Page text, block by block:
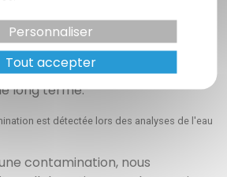
relevé piézométrique ?
des mesures régulières des
des points stratégiques,
les fluctuations et d'identifier
long terme.
est détectée lors des analyses de l'eau
contamination, nous
Tout accepter
Personnaliser